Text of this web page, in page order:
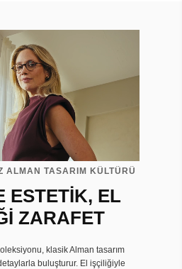
ALMAN TASARIM KÜLTÜRÜ
ESTETİK, EL
ZARAFET
klasik Alman tasarım
buluşturur. El işçiliğiyle